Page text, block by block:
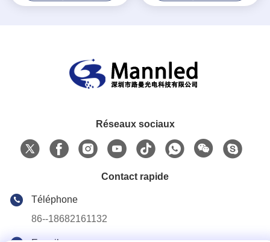
Réseaux sociaux
Contact rapide
Téléphone
86--18682161132